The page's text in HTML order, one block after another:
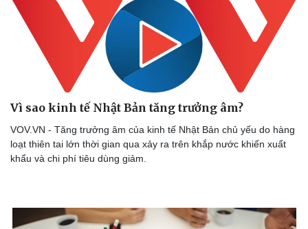
Vì sao kinh tế Nhật Bản tăng trưởng âm?
VOV.VN - Tăng trưởng âm của kinh tế Nhật Bản chủ yếu do hàng
loạt thiên tai lớn thời gian qua xảy ra trên khắp nước khiến xuất
khẩu và chi phí tiêu dùng giảm.